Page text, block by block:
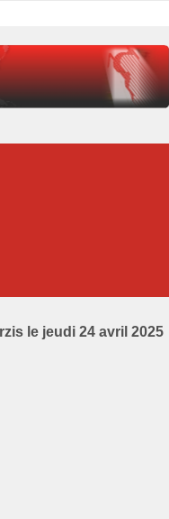
le jeudi 24 avril 2025